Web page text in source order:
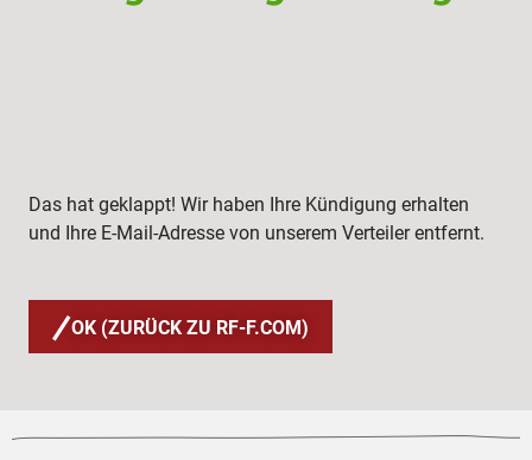
Das hat geklappt! Wir haben Ihre Kündigung erhalten
und Ihre E-Mail-Adresse von unserem Verteiler entfernt.
OK (ZURÜCK ZU RF-F.COM)